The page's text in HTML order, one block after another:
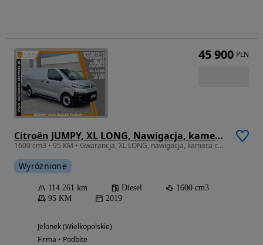
Citroën JUMPY, XL LONG, Nawigacja, kamera cofania, tempomat, klima
1600 cm3 • 95 KM • Gwarancja, XL LONG, nawigacja, kamera cofania, tempomat, klima
Wyróżnione
114 261 km Diesel
1600 cm3
95 KM
2019
Jelonek (Wielkopolskie)
Firma • Podbite
45 900 PLN